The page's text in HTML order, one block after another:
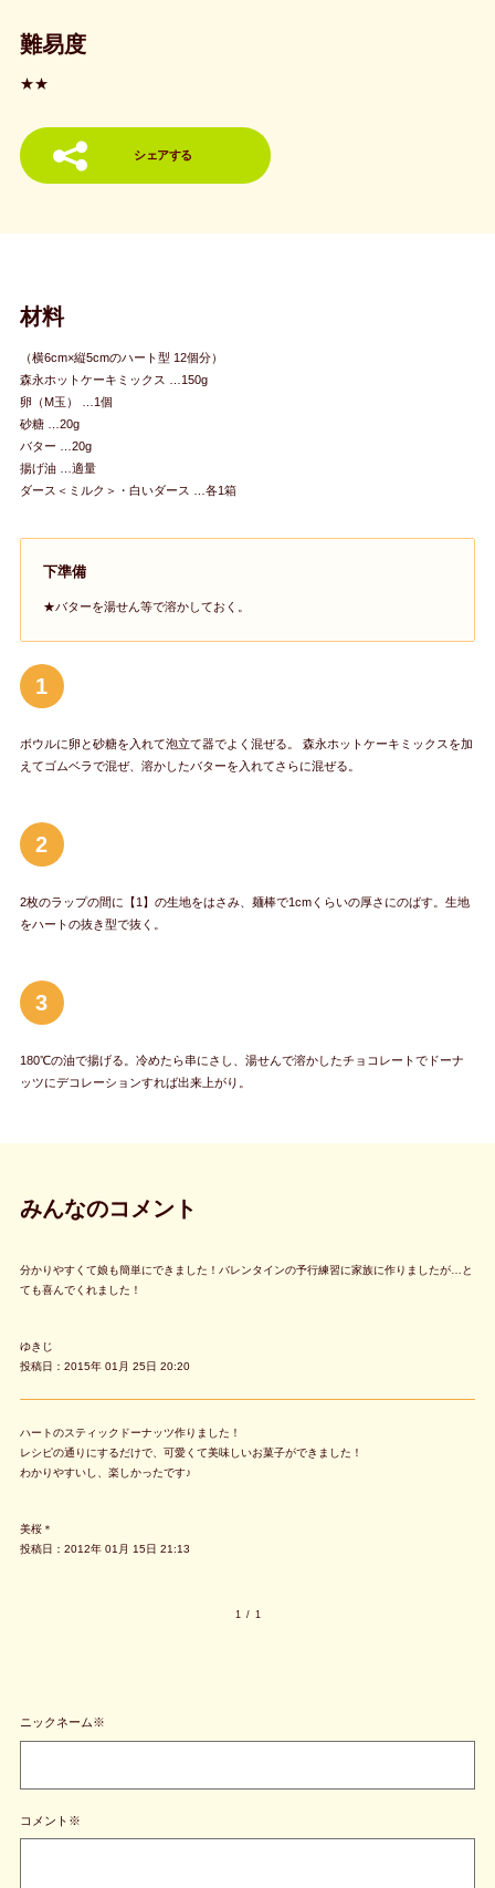
難易度
★★
シェアする
材料
（横6cm×縦5cmのハート型 12個分）
森永ホットケーキミックス …150g
卵（M玉） …1個
砂糖 …20g
バター …20g
揚げ油 …適量
ダース＜ミルク＞・白いダース …各1箱
下準備
★バターを湯せん等で溶かしておく。
1
ボウルに卵と砂糖を入れて泡立て器でよく混ぜる。 森永ホットケーキミックスを加
えてゴムベラで混ぜ、溶かしたバターを入れてさらに混ぜる。
2
2枚のラップの間に【1】の生地をはさみ、麺棒で1cmくらいの厚さにのばす。生地
をハートの抜き型で抜く。
3
180℃の油で揚げる。冷めたら串にさし、湯せんで溶かしたチョコレートでドーナ
ッツにデコレーションすれば出来上がり。
みんなのコメント
分かりやすくて娘も簡単にできました！バレンタインの予行練習に家族に作りましたが…と
ても喜んでくれました！
ゆきじ
投稿日：2015年 01月 25日 20:20
ハートのスティックドーナッツ作りました！
レシピの通りにするだけで、可愛くて美味しいお菓子ができました！
わかりやすいし、楽しかったです♪
美桜＊
投稿日：2012年 01月 15日 21:13
1 / 1
ニックネーム※
コメント※